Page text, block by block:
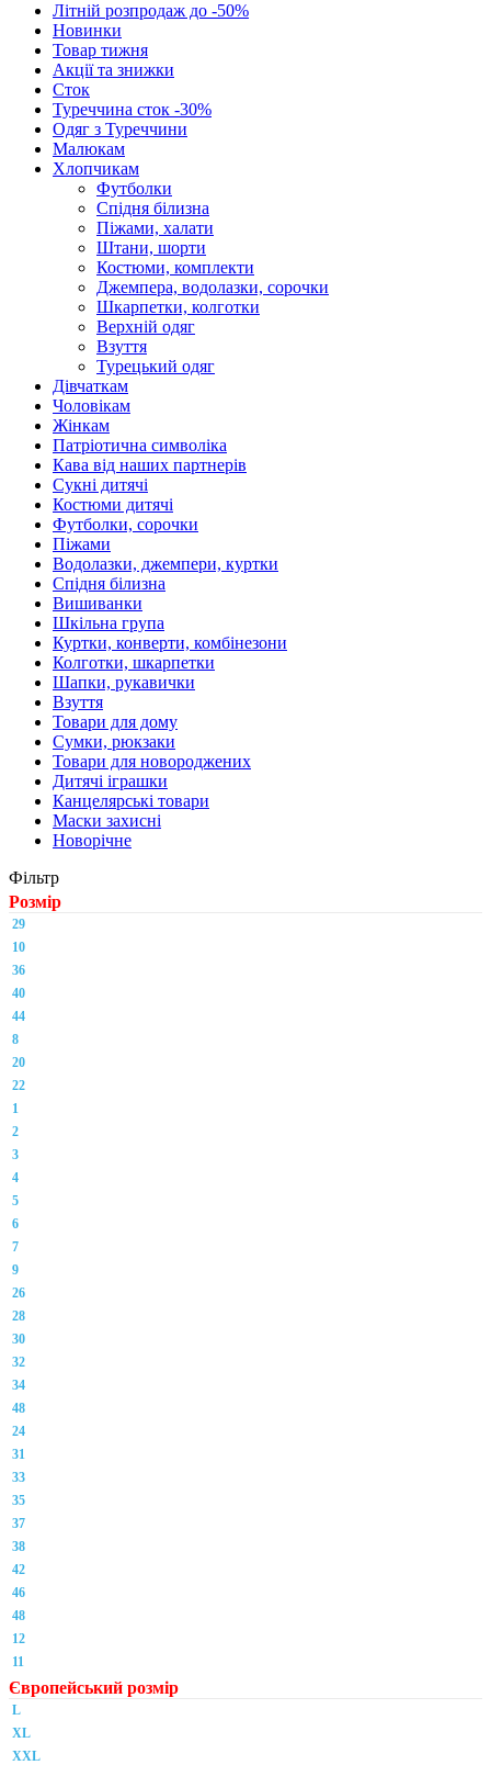
Літній розпродаж до -50%
Новинки
Товар тижня
Акції та знижки
Сток
Туреччина сток -30%
Одяг з Туреччини
Малюкам
Хлопчикам
Футболки
Спідня білизна
Піжами, халати
Штани, шорти
Костюми, комплекти
Джемпера, водолазки, сорочки
Шкарпетки, колготки
Верхній одяг
Взуття
Турецький одяг
Дівчаткам
Чоловікам
Жінкам
Патріотична символіка
Кава від наших партнерів
Сукні дитячі
Костюми дитячі
Футболки, сорочки
Піжами
Водолазки, джемпери, куртки
Спідня білизна
Вишиванки
Шкільна група
Куртки, конверти, комбінезони
Колготки, шкарпетки
Шапки, рукавички
Взуття
Товари для дому
Сумки, рюкзаки
Товари для новороджених
Дитячі іграшки
Канцелярські товари
Маски захисні
Новорічне
Фільтр
Розмір
29
10
36
40
44
8
20
22
1
2
3
4
5
6
7
9
26
28
30
32
34
48
24
31
33
35
37
38
42
46
48
12
11
Європейський розмір
L
XL
XXL